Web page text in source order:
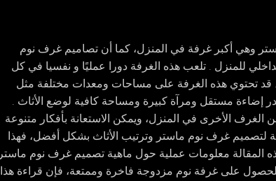
وهي أكبر غرفة في المنزل، كما أن تصاميم غرف نوم
للمنزل . تلعب هذه الغرفة دورا عمليًا و نفسيا في كل
. قد تحتوي هذه الغرفة على مساحات ومعدات مختلفة مثل
إضاءة مستقل ومرآة كبيرة ومساحة كافية لوضع الأثاث .
الأخرى في المنزل، ويمكن الاستعانة بأفكار متنوعة
لتصميم غرف نوم ماستر وترتيب الأثاث بشكل أفضل، فهذا
المقالة معلومات عملية حول ماهية تصميم غرف نوم ماستر
على غرفة نوم مزدوجة فاخرة وممتعة، فإن قراءة هذا